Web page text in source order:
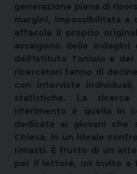
generazione piena di
margini, impossibilitata
affaccia il proprio
avvalgono delle indagini
dell’Istituto Toniolo e
ricercatori fanno di
con interviste
statistiche. La
riferimento è quella in
dedicata ai giovani che
Chiesa, in un ideale
rimasti. È frutto di un
per il lettore, un invito a